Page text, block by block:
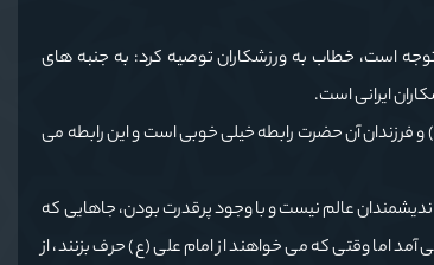
است، خطاب به ورزشکاران توصیه کرد: به جنبه های
ایرانی است.
و فرزندان آن حضرت رابطه خیلی خوبی است و این رابطه می
عالم نیست و با وجود پرقدرت بودن، جاهایی که
اما وقتی که می خواهند از امام علی (ع) حرف بزنند، از